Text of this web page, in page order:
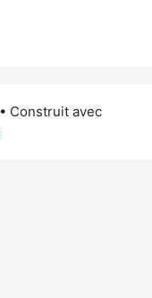
• Construit avec